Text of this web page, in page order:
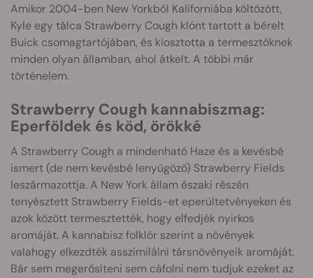
Amikor 2004-ben New Yorkból Kaliforniába költözött,
Kyle egy tálca Strawberry Cough klónt tartott a bérelt
Buick csomagtartójában, és kiosztotta a termesztőknek
minden olyan államban, ahol átkelt. A többi már
történelem.
Strawberry Cough kannabiszmag:
Eperföldek és köd, örökké
A Strawberry Cough a mindenható Haze és a kevésbé
ismert (de nem kevésbé lenyűgöző) Strawberry Fields
leszármazottja. A New York állam északi részén
tenyésztett Strawberry Fields-et eperültetvényeken és
azok között termesztették, hogy elfedjék nyirkos
aromáját. A kannabisz folklór szerint a növények
valahogy elkezdték asszimilálni társnövényeik aromáját.
Bár sem megerősíteni sem cáfolni nem tudjuk ezeket az